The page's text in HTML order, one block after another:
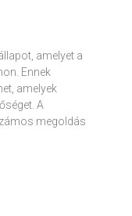
amelyet a
Ennek
amelyek
A
megoldás